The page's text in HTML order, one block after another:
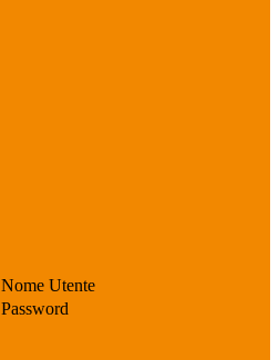
Nome Utente
Password